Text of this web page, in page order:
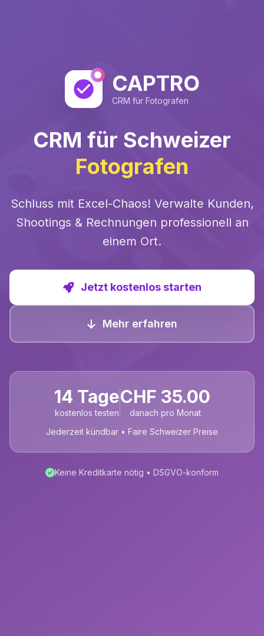
CAPTRO
CRM für Fotografen
CRM für Schweizer
Fotografen
Schluss mit Excel-Chaos! Verwalte Kunden,
Shootings & Rechnungen professionell an
einem Ort.
Jetzt kostenlos starten
Mehr erfahren
14 Tage
kostenlos testen
CHF 35.00
danach pro Monat
Jederzeit kündbar • Faire Schweizer Preise
Keine Kreditkarte nötig • DSGVO-konform